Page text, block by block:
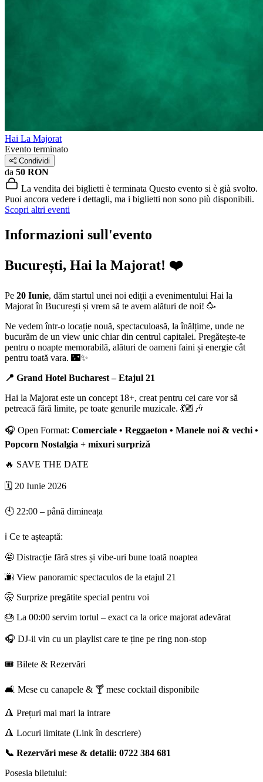
Hai La Majorat
Evento terminato
Condividi
da 50 RON
La vendita dei biglietti è terminata Questo evento si è già svolto.
Puoi ancora vedere i dettagli, ma i biglietti non sono più disponibili.
Scopri altri eventi
Informazioni sull'evento
București, Hai la Majorat! ❤️
Pe 20 Iunie, dăm startul unei noi ediții a evenimentului Hai la
Majorat în București și vrem să te avem alături de noi! 🥳
Ne vedem într-o locație nouă, spectaculoasă, la înălțime, unde ne
bucurăm de un view unic chiar din centrul capitalei. Pregătește-te
pentru o noapte memorabilă, alături de oameni faini și energie cât
pentru toată vara. 🌃✨
📍 Grand Hotel Bucharest – Etajul 21
Hai la Majorat este un concept 18+, creat pentru cei care vor să
petreacă fără limite, pe toate genurile muzicale. 💃🏼🎶
🎧 Open Format: Comerciale • Reggaeton • Manele noi & vechi •
Popcorn Nostalgia + mixuri surpriză
🔥 SAVE THE DATE
🗓️ 20 Iunie 2026
🕙 22:00 – până dimineața
ℹ️ Ce te așteaptă:
🤩 Distracție fără stres și vibe-uri bune toată noaptea
🌆 View panoramic spectaculos de la etajul 21
🤫 Surprize pregătite special pentru voi
🎂 La 00:00 servim tortul – exact ca la orice majorat adevărat
🎧 DJ-ii vin cu un playlist care te ține pe ring non-stop
🎟️ Bilete & Rezervări
🛋️ Mese cu canapele & 🍸 mese cocktail disponibile
🔺 Prețuri mai mari la intrare
🔺 Locuri limitate (Link în descriere)
📞 Rezervări mese & detalii: 0722 384 681
Posesia biletului: